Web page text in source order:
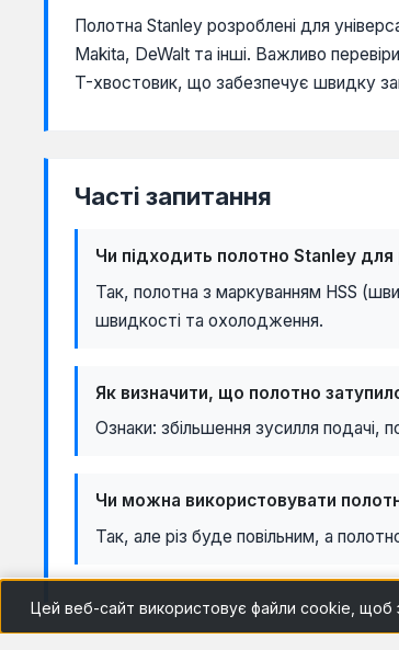
Полотна Stanley розроблені для
Makita, DeWalt та інші. Важливо
T-хвостовик, що забезпечує швидку
Часті запитання
Чи підходить полотно Stanley для
Так, полотна з маркуванням HSS
швидкості та охолодження.
Як визначити, що полотно
Ознаки: збільшення зусилля подачі,
Чи можна використовувати
Так, але різ буде повільним, а
Цей веб-сайт використовує файли cookie, щоб